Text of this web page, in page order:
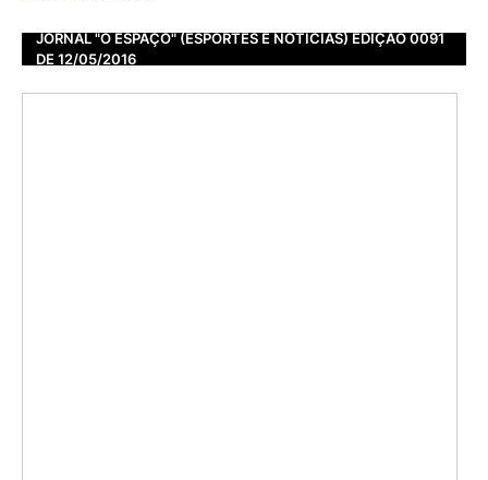
JORNAL "O ESPAÇO" (ESPORTES E NOTÍCIAS) EDIÇÃO 0091
DE 12/05/2016